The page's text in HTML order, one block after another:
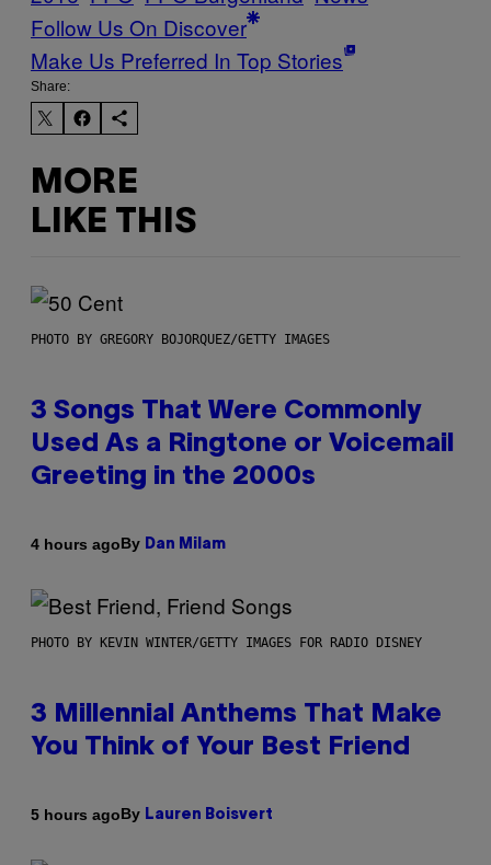
Follow Us On Discover
Make Us Preferred In Top Stories
Share:
MORE
LIKE THIS
PHOTO BY GREGORY BOJORQUEZ/GETTY IMAGES
3 Songs That Were Commonly
Used As a Ringtone or Voicemail
Greeting in the 2000s
4 hours agoBy Dan Milam
PHOTO BY KEVIN WINTER/GETTY IMAGES FOR RADIO DISNEY
3 Millennial Anthems That Make
You Think of Your Best Friend
5 hours agoBy Lauren Boisvert